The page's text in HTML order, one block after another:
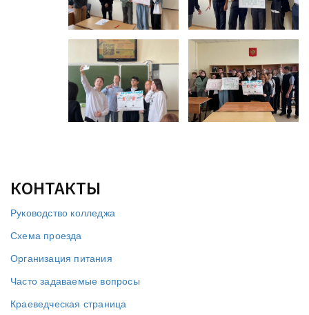
КОНТАКТЫ
Руководство колледжа
Схема проезда
Организация питания
Часто задаваемые вопросы
Краеведческая страница